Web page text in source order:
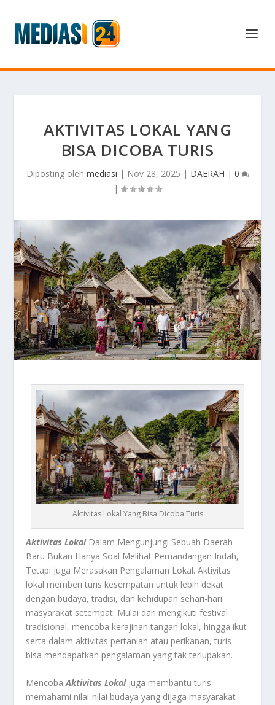
AKTIVITAS LOKAL YANG
BISA DICOBA TURIS
Diposting oleh mediasi | Nov 28, 2025 | DAERAH | 0
|
Aktivitas Lokal Yang Bisa Dicoba Turis
Aktivitas LokalDalam Mengunjungi Sebuah Daerah
Baru Bukan Hanya Soal Melihat Pemandangan Indah,
Tetapi Juga Merasakan Pengalaman Lokal. Aktivitas
lokal memberi turis kesempatan untuk lebih dekat
dengan budaya, tradisi, dan kehidupan sehari-hari
masyarakat setempat. Mulai dari mengikuti festival
tradisional, mencoba kerajinan tangan lokal, hingga ikut
serta dalam aktivitas pertanian atau perikanan, turis
bisa mendapatkan pengalaman yang tak terlupakan.
MencobaAktivitas Lokaljuga membantu turis
memahami nilai-nilai budaya yang dijaga masyarakat